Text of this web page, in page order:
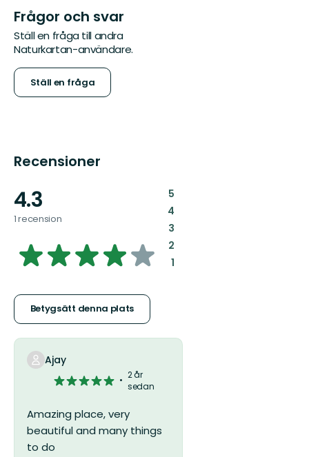
Frågor och svar
Ställ en fråga till andra
Naturkartan-användare.
Ställ en fråga
Recensioner
4.3
1 recension
4.2624777183600715
5
stjärnor
Betygsätt denna plats
5:
4:
3:
2:
1:
Ajay
5
5
stjärnor
2 år
sedan
Amazing place, very
beautiful and many things
to do